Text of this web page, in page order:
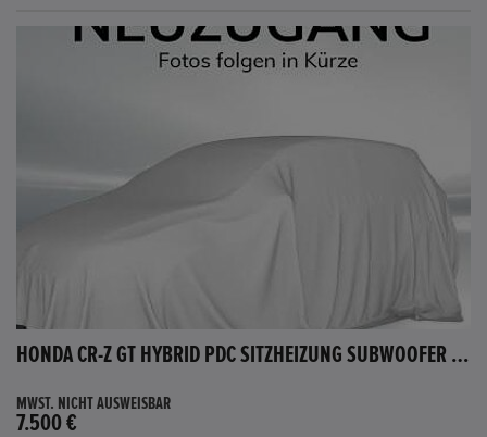
HONDA CR-Z GT HYBRID PDC SITZHEIZUNG SUBWOOFER BLUETOOTH
MWST. NICHT AUSWEISBAR
7.500 €